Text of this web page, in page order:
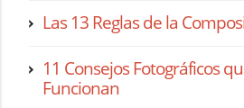
Las 13 Reglas de la
11 Consejos Fotográficos
Funcionan